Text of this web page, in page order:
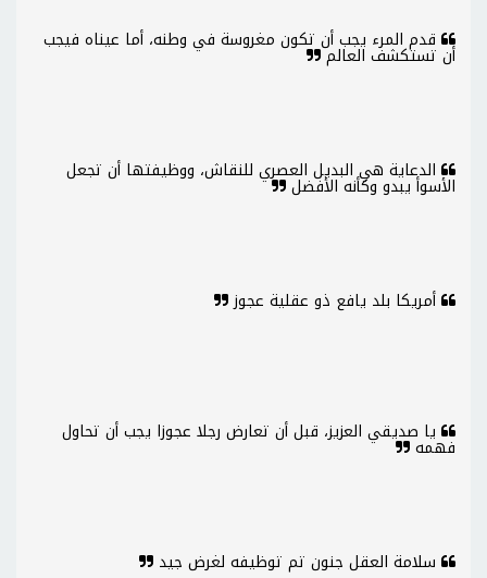
قدم المرء يجب أن تكون مغروسة في وطنه، أما عيناه فيجب
أن تستكشف العالم
الدعاية هي البديل العصري للنقاش، ووظيفتها أن تجعل
الأسوأ يبدو وكأنه الأفضل
أمريكا بلد يافع ذو عقلية عجوز
يا صديقي العزيز، قبل أن تعارض رجلا عجوزا يجب أن تحاول
فهمه
سلامة العقل جنون تم توظيفه لغرض جيد